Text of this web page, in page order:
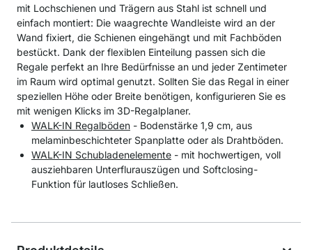
mit Lochschienen und Trägern aus Stahl ist schnell und
einfach montiert: Die waagrechte Wandleiste wird an der
Wand fixiert, die Schienen eingehängt und mit Fachböden
bestückt. Dank der flexiblen Einteilung passen sich die
Regale perfekt an Ihre Bedürfnisse an und jeder Zentimeter
im Raum wird optimal genutzt. Sollten Sie das Regal in einer
speziellen Höhe oder Breite benötigen, konfigurieren Sie es
mit wenigen Klicks im 3D-Regalplaner.
WALK-IN Regalböden - Bodenstärke 1,9 cm, aus
melaminbeschichteter Spanplatte oder als Drahtböden.
WALK-IN Schubladenelemente - mit hochwertigen, voll
ausziehbaren Unterflurauszügen und Softclosing-
Funktion für lautloses Schließen.